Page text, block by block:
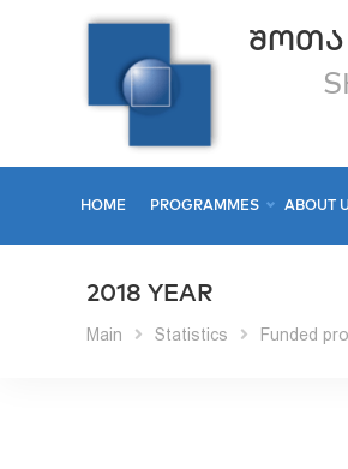
ᲨᲝᲗᲐ
HOME PROGRAMMES ABOUT
2018 YEAR
Main Statistics Funded